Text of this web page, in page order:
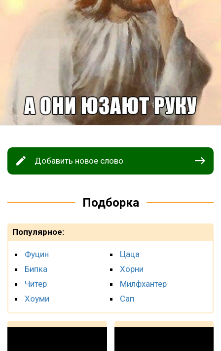
Добавить новое слово
Подборка
Популярное:
Фуцин
Бипка
Читер
Хоуми
Цаца
Хорни
Милфхантер
Сап